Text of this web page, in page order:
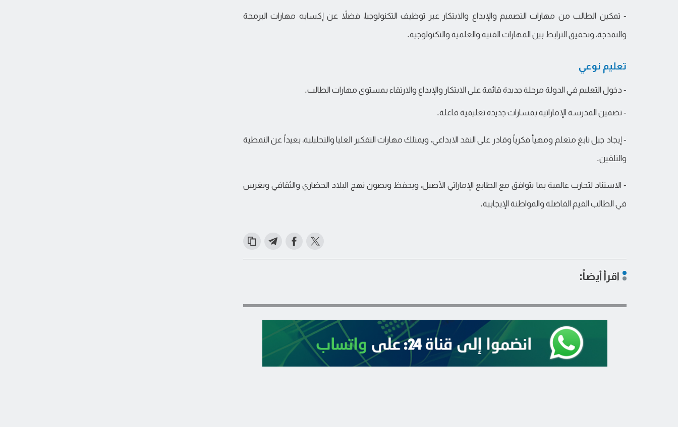
- تمكين الطالب من مهارات التصميم والإبداع والابتكار عبر توظيف التكنولوجيا، فضلاً عن إكسابه مهارات البرمجة
والنمذجة، وتحقيق الترابط بين المهارات الفنية والعلمية والتكنولوجية.
تعليم نوعي
- دخول التعليم في الدولة مرحلة جديدة قائمة على الابتكار والإبداع والارتقاء بمستوى مهارات الطالب.
- تضمين المدرسة الإماراتية بمسارات جديدة تعليمية فاعلة.
- إيجاد جيل نابغ متعلم ومهيأ فكرياً وقادر على النقد الابداعي، ويمتلك مهارات التفكير العليا والتحليلية، بعيداً عن النمطية
والتلقين.
- الاستناد لتجارب عالمية بما يتوافق مع الطابع الإماراتي الأصيل، ويحفظ ويصون نهج البلاد الحضاري والثقافي ويغرس
في الطالب القيم الفاضلة والمواطنة الإيجابية.
اقرأ أيضاً: